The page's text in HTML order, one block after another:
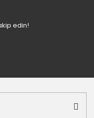
edin!